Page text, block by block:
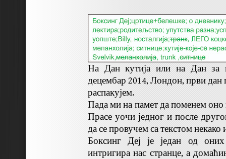
На Дан кутија или на Дан за
децембар 2014, Лондон, први дан
распакујем.
Пада ми на памет да поменем оно
Прасе уочи једног и после
да се провучем са текстом
Боксинг Деј је један од
интригира нас странце, а